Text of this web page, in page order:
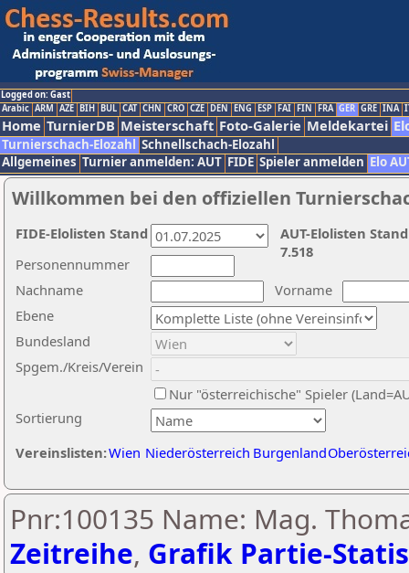
Logged on: Gast
Arabic ARM AZE BIH BUL CAT CHN CRO CZE DEN ENG ESP FAI FIN FRA GER GRE INA
Home TurnierDB Meisterschaft Foto-Galerie Meldekartei
Turnierschach-Elozahl Schnellschach-Elozahl
Allgemeines Turnier anmelden: AUT FIDE Spieler anmelden Elo
Willkommen bei den offiziellen
Nachname
Vorname
Ebene
Sortierung
Personennummer
Bundesland
Spgem./Kreis/Verein
Nur "österreichische" Spieler
Vereinslisten:Wien Niederösterreich Burgenland
AUT-Elolisten
7.518
FIDE-Elolisten Stand
Pnr:100135 Name: Mag.
Zeitreihe, Grafik Partie-